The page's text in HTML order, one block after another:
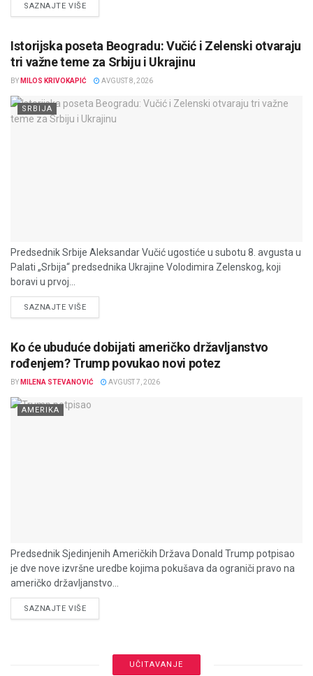
SAZNAJTE VIŠEDETAILS
Istorijska poseta Beogradu: Vučić i Zelenski otvaraju
tri važne teme za Srbiju i Ukrajinu
BY MILOS KRIVOKAPIĆ AVGUST 8, 2026
SRBIJA
Predsednik Srbije Aleksandar Vučić ugostiće u subotu 8. avgusta u
Palati „Srbija“ predsednika Ukrajine Volodimira Zelenskog, koji
boravi u prvoj...
SAZNAJTE VIŠEDETAILS
Ko će ubuduće dobijati američko državljanstvo
rođenjem? Trump povukao novi potez
BY MILENA STEVANOVIĆ AVGUST 7, 2026
AMERIKA
Predsednik Sjedinjenih Američkih Država Donald Trump potpisao
je dve nove izvršne uredbe kojima pokušava da ograniči pravo na
američko državljanstvo...
SAZNAJTE VIŠEDETAILS
UČITAVANJE